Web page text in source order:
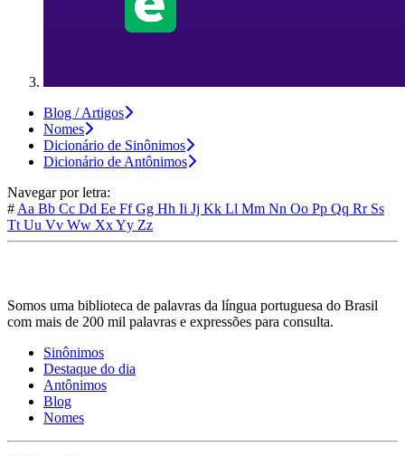
Blog / Artigos
Nomes
Dicionário de Sinônimos
Dicionário de Antônimos
Navegar por letra:
# Aa Bb Cc Dd Ee FfGg Hh Ii Jj Kk Ll Mm Nn Oo Pp Qq Rr Ss
Tt Uu Vv Ww XxYy Zz
Somos uma biblioteca de palavras da língua portuguesa do Brasil
com mais de 200 mil palavras e expressões para consulta.
Sinônimos
Destaque do dia
Antônimos
Blog
Nomes